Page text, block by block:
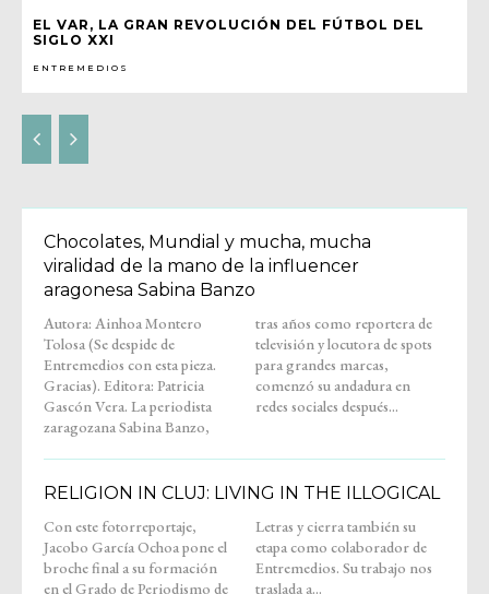
EL VAR, LA GRAN REVOLUCIÓN DEL FÚTBOL DEL
SIGLO XXI
ENTREMEDIOS
Chocolates, Mundial y mucha, mucha
viralidad de la mano de la influencer
aragonesa Sabina Banzo
Autora: Ainhoa Montero
Tolosa (Se despide de
Entremedios con esta pieza.
Gracias). Editora: Patricia
Gascón Vera. La periodista
zaragozana Sabina Banzo,
tras años como reportera de
televisión y locutora de spots
para grandes marcas,
comenzó su andadura en
redes sociales después...
RELIGION IN CLUJ: LIVING IN THE ILLOGICAL
Con este fotorreportaje,
Jacobo García Ochoa pone el
broche final a su formación
en el Grado de Periodismo de
Letras y cierra también su
etapa como colaborador de
Entremedios. Su trabajo nos
traslada a...